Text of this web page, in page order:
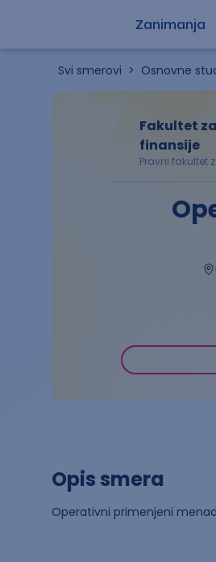
Zanimanja
Svi smerovi > Osnovne
Fakultet
finansije
Pravni fakultet
Opis smera
Operativni primenjeni